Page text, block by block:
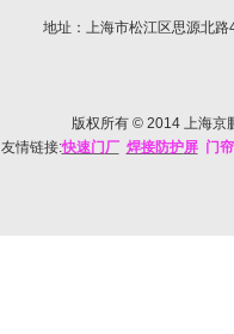
地址：上海市松江区思源北路
版权所有 © 2014 上海京
友情链接:快速门 厂 焊接防护屏 门